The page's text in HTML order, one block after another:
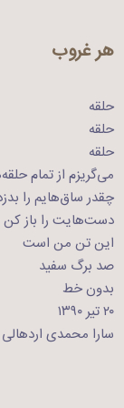
هر غروب
حلقه
حلقه
حلقه
می‌گریزم از تمام
چقدر ساق‌هایم را
دست‌هایت را باز کن
این تن من است
صد برگ سفید
بدون خط
۲۰ تیر ۱۳۹۰
سارا محمدی اردهالی